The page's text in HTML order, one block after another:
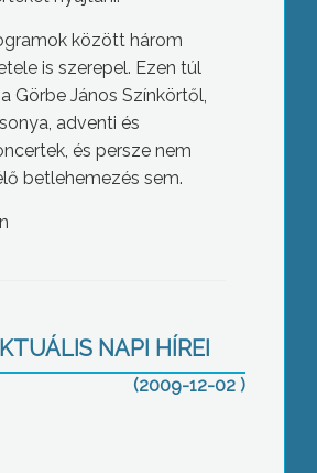
között három
is szerepel. Ezen túl
Görbe János Színkörtől,
adventi és
és persze nem
betlehemezés sem.
NAPI HÍREI
(2009-12-02 )
száma